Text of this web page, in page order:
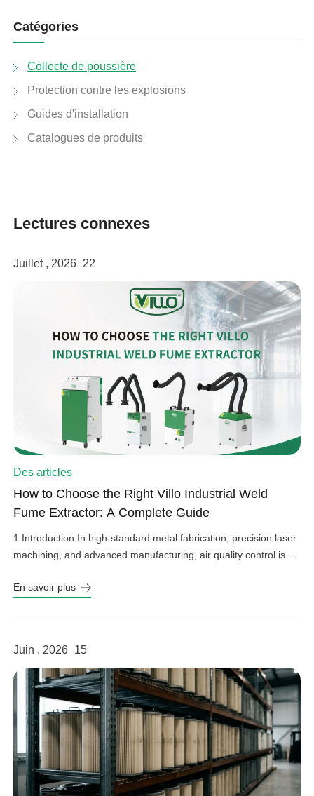
Catégories
Collecte de poussière
Protection contre les explosions
Guides d'installation
Catalogues de produits
Lectures connexes
Juillet , 2026 22
Des articles
How to Choose the Right Villo Industrial Weld
Fume Extractor: A Complete Guide
1.Introduction In high-standard metal fabrication, precision laser
machining, and advanced manufacturing, air quality control is an
equipment protection. Hazardous welding fumes, fine grinding
sensitive factory equipment, and impact product quality if not
En savoir plus
Juin , 2026 15